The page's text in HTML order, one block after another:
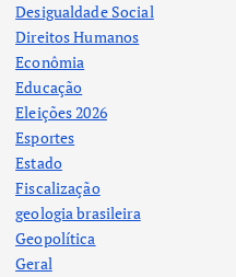
Desigualdade Social
Direitos Humanos
Econômia
Educação
Eleições 2026
Esportes
Estado
Fiscalização
geologia brasileira
Geopolítica
Geral